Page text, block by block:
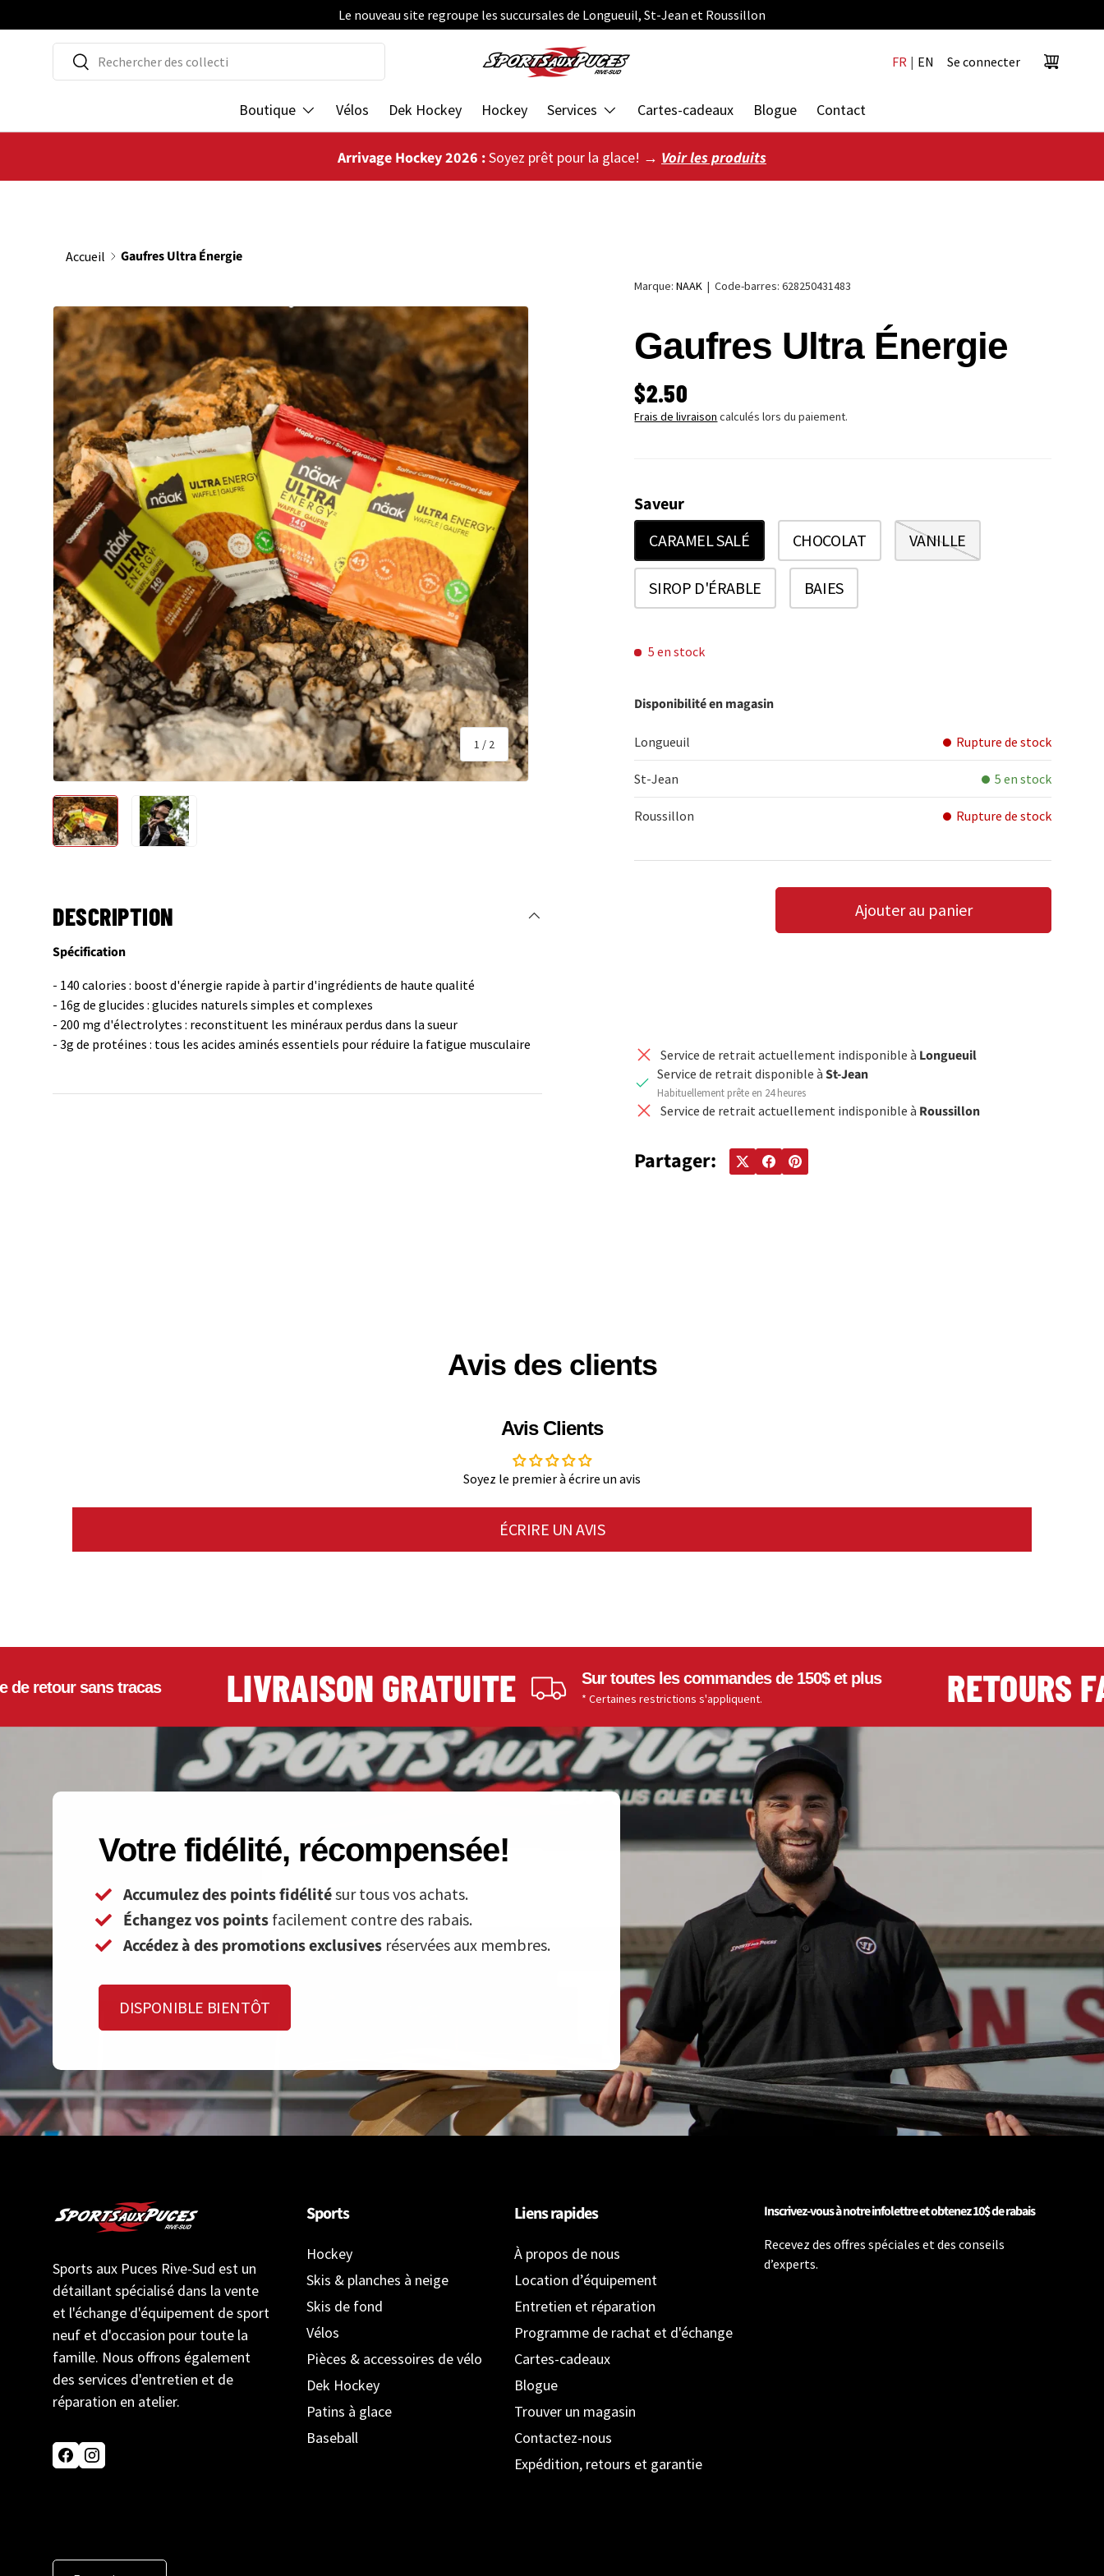
ALLER AU CONTENU
Le nouveau site regroupe les succursales de Longueuil, St-Jean et Roussillon
Recherche
Rechercher FR | EN Se connecter
Panier
Boutique Vélos Dek Hockey Hockey Services Cartes-cadeaux Blogue Contact
Arrivage Hockey 2026 :Soyez prêt pour la glace! → Voir les produits
Accueil Gaufres Ultra Énergie
PASSER AUX INFORMATIONS PRODUITS
1 / de
2
Marque:NAAK |Code-barres: 628250431483
Gaufres Ultra Énergie
PRIX HABITUEL
$2.50
Frais de livraison calculés lors du paiement.
Saveur
CARAMEL SALÉ CHOCOLAT VANILLE
SIROP D'ÉRABLE BAIES
5 en stock
Disponibilité en magasin
Longueuil Rupture de stock
St-Jean 5 en stock
Roussillon Rupture de stock
AUGMENTER LA QUANTITÉ
Ajouter au panier
Service de retrait actuellement indisponible à Longueuil
Service de retrait disponible àSt-Jean
Habituellement prête en 24 heures
Service de retrait actuellement indisponible à Roussillon
Partager:
DESCRIPTION
Spécification
- 140 calories : boost d'énergie rapide à partir d'ingrédients de haute qualité
- 16g de glucides : glucides naturels simples et complexes
- 200 mg d'électrolytes : reconstituent les minéraux perdus dans la sueur
- 3g de protéines : tous les acides aminés essentiels pour réduire la fatigue musculaire
Avis des clients
Avis Clients
Soyez le premier à écrire un avis
ÉCRIRE UN AVIS
sans tracas LIVRAISON GRATUITE Sur toutes les commandes de 150$ et plus
* Certaines restrictions s'appliquent. RETOURS
Votre fidélité, récompensée!
Accumulez des points fidélitésur tous vos achats.
Échangez vos points facilement contre des rabais.
Accédez à des promotions exclusives réservées aux membres.
DISPONIBLE BIENTÔT
Sports aux Puces Rive-Sud est un
détaillant spécialisé dans la vente
et l'échange d'équipement de sport
neuf et d'occasion pour toute la
famille. Nous offrons également
des services d'entretien et de
réparation en atelier.
FacebookInstagram
Sports
Hockey
Skis & planches à neige
Skis de fond
Vélos
Pièces & accessoires de vélo
Dek Hockey
Patins à glace
Baseball
Liens rapides
À propos de nous
Location d’équipement
Entretien et réparation
Programme de rachat et d'échange
Cartes-cadeaux
Blogue
Trouver un magasin
Contactez-nous
Expédition, retours et garantie
Inscrivez-vous à notre infolettre et obtenez 10$ de rabais
Recevez des offres spéciales et des conseils
d’experts.
Langue